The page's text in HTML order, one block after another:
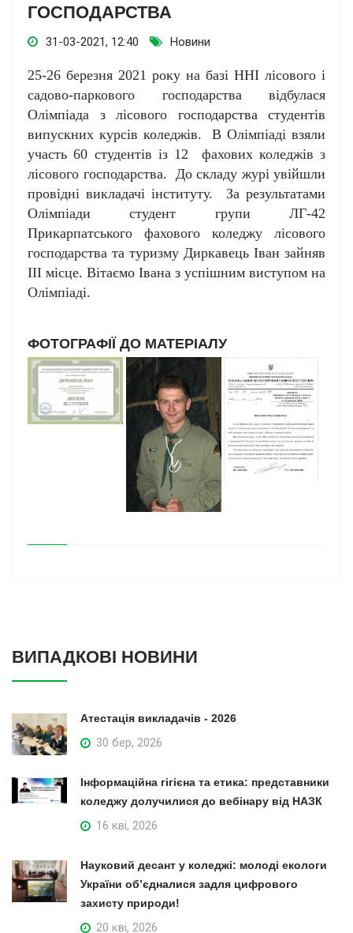
ГОСПОДАРСТВА
31-03-2021, 12:40 Новини
25-26 березня 2021 року на базі ННІ лісового і
садово-паркового господарства відбулася
Олімпіада з лісового господарства студентів
випускних курсів коледжів. В Олімпіаді взяли
участь 60 студентів із 12 фахових коледжів з
лісового господарства. До складу журі увійшли
провідні викладачі інституту. За результатами
Олімпіади студент групи ЛГ-42
Прикарпатського фахового коледжу лісового
господарства та туризму Диркавець Іван зайняв
ІІІ місце. Вітаємо Івана з успішним виступом на
Олімпіаді.
ФОТОГРАФІЇ ДО МАТЕРІАЛУ
ВИПАДКОВІ НОВИНИ
Атестація викладачів - 2026
30 бер, 2026
Інформаційна гігієна та етика: представники
коледжу долучилися до вебінару від НАЗК
16 кві, 2026
Науковий десант у коледжі: молоді екологи
України об’єдналися задля цифрового
захисту природи!
20 кві, 2026